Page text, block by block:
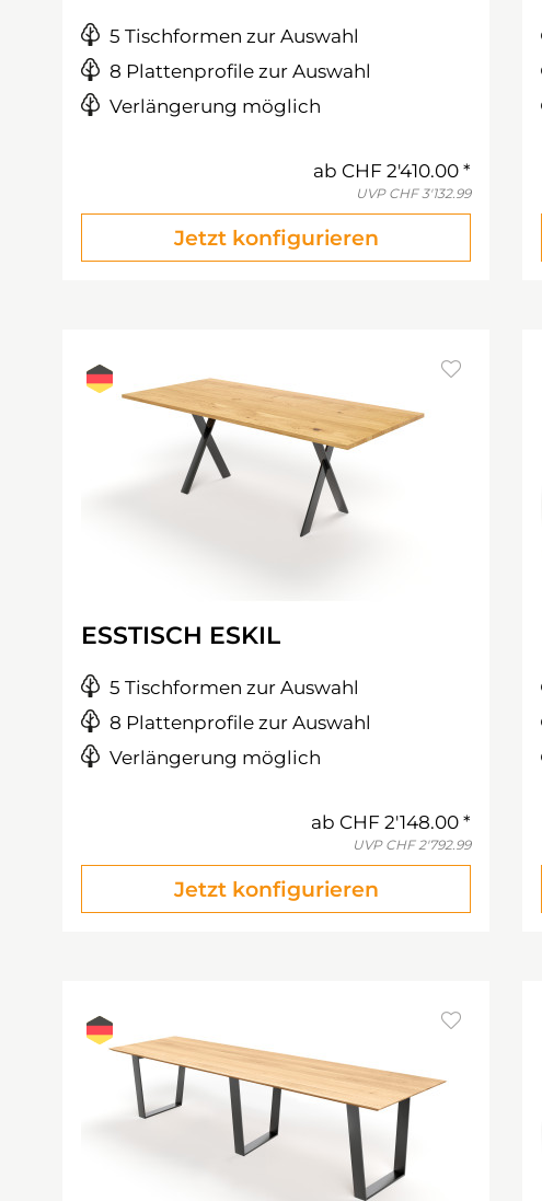
5 Tischformen zur Auswahl
8 Plattenprofile zur Auswahl
Verlängerung möglich
ab CHF 2'410.00
UVP CHF 3'132.99
Jetzt konfigurieren
ESSTISCH ESKIL
5 Tischformen zur Auswahl
8 Plattenprofile zur Auswahl
Verlängerung möglich
ab CHF 2'148.00
UVP CHF 2'792.99
Jetzt konfigurieren